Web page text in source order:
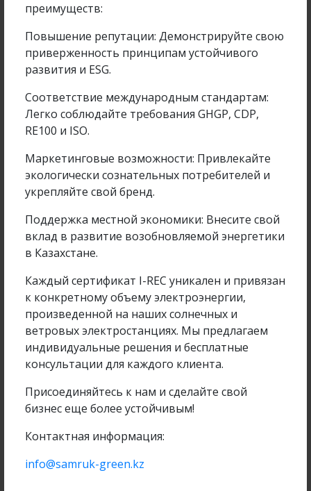
преимуществ:
Повышение репутации: Демонстрируйте свою
приверженность принципам устойчивого
развития и ESG.
Соответствие международным стандартам:
Легко соблюдайте требования GHGP, CDP,
RE100 и ISO.
Маркетинговые возможности: Привлекайте
экологически сознательных потребителей и
укрепляйте свой бренд.
Поддержка местной экономики: Внесите свой
вклад в развитие возобновляемой энергетики
в Казахстане.
Каждый сертификат I-REC уникален и привязан
к конкретному объему электроэнергии,
произведенной на наших солнечных и
ветровых электростанциях. Мы предлагаем
индивидуальные решения и бесплатные
консультации для каждого клиента.
Присоединяйтесь к нам и сделайте свой
бизнес еще более устойчивым!
Контактная информация:
info@samruk-green.kz
Samruk-Green Energy қызметкері «Фараби әлемі»
халықаралық...
Samruk-Green Energy қызметкері «Фараби әлемі»
халықаралық...